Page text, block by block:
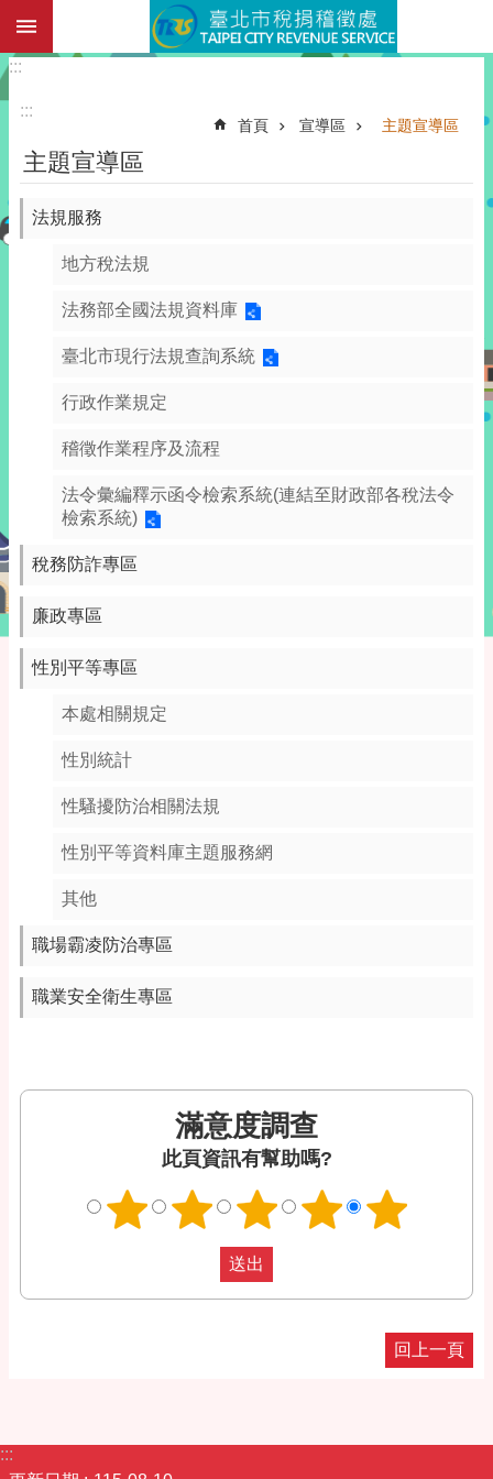
跳到主要內容區塊
:::
:::
首頁 宣導區 主題宣導區
主題宣導區
法規服務
地方稅法規
法務部全國法規資料庫
臺北市現行法規查詢系統
行政作業規定
稽徵作業程序及流程
法令彙編釋示函令檢索系統(連結至財政部各稅法令
檢索系統)
稅務防詐專區
廉政專區
性別平等專區
本處相關規定
性別統計
性騷擾防治相關法規
性別平等資料庫主題服務網
其他
職場霸凌防治專區
職業安全衛生專區
滿意度調查
此頁資訊有幫助嗎?
回上一頁
:::